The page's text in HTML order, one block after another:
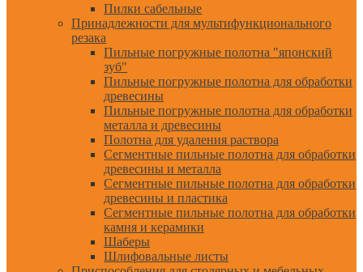
Пилки сабельные
Принадлежности для мультифункционального
резака
Пильные погружные полотна "японский
зуб"
Пильные погружные полотна для обработки
древесины
Пильные погружные полотна для обработки
металла и древесины
Полотна для удаления раствора
Сегментные пильные полотна для обработки
древесины и металла
Сегментные пильные полотна для обработки
древесины и пластика
Сегментные пильные полотна для обработки
камня и керамики
Шаберы
Шлифовальные листы